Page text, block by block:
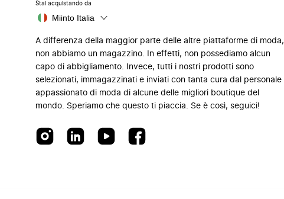
Stai acquistando da
Miinto Italia
A differenza della maggior parte delle altre piattaforme di moda,
non abbiamo un magazzino. In effetti, non possediamo alcun
capo di abbigliamento. Invece, tutti i nostri prodotti sono
selezionati, immagazzinati e inviati con tanta cura dal personale
appassionato di moda di alcune delle migliori boutique del
mondo. Speriamo che questo ti piaccia. Se è così, seguici!